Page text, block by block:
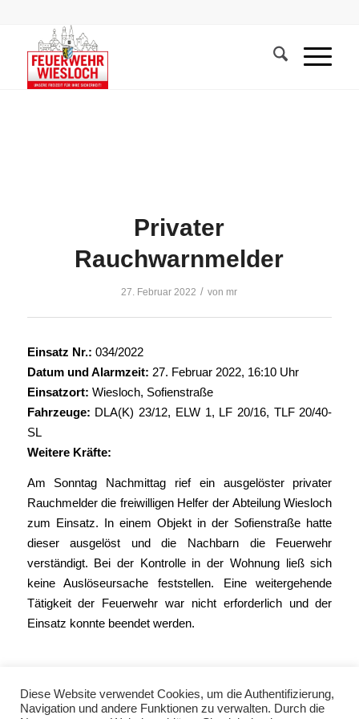
Privater
Rauchwarnmelder
27. Februar 2022 / von mr
Einsatz Nr.: 034/2022
Datum und Alarmzeit: 27. Februar 2022, 16:10 Uhr
Einsatzort: Wiesloch, Sofienstraße
Fahrzeuge: DLA(K) 23/12, ELW 1, LF 20/16, TLF 20/40-
SL
Weitere Kräfte:
Am Sonntag Nachmittag rief ein ausgelöster privater
Rauchmelder die freiwilligen Helfer der Abteilung Wiesloch
zum Einsatz. In einem Objekt in der Sofienstraße hatte
dieser ausgelöst und die Nachbarn die Feuerwehr
verständigt. Bei der Kontrolle in der Wohnung ließ sich
keine Auslöseursache feststellen. Eine weitergehende
Tätigkeit der Feuerwehr war nicht erforderlich und der
Einsatz konnte beendet werden.
Diese Website verwendet Cookies, um die Authentifizierung,
Navigation und andere Funktionen zu verwalten. Durch die